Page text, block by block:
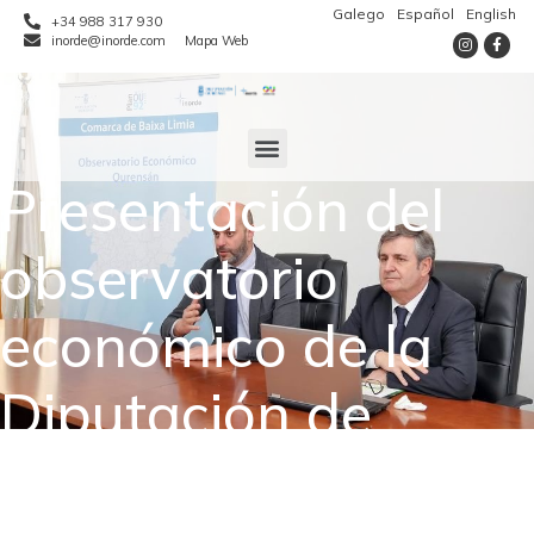
+34 988 317 930
inorde@inorde.com
Mapa Web
Galego Español English
Presentación del
observatorio
económico de la
Diputación de